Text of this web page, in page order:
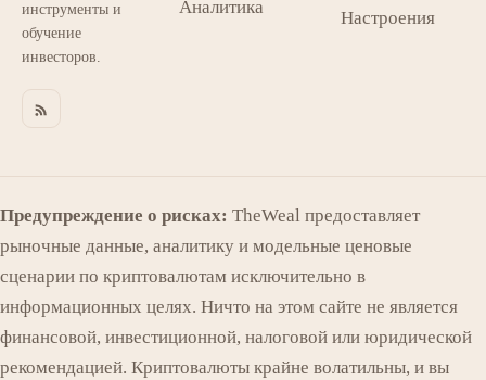
инструменты и
обучение
инвесторов.
Аналитика
Настроения
Предупреждение о рисках: TheWeal предоставляет
рыночные данные, аналитику и модельные ценовые
сценарии по криптовалютам исключительно в
информационных целях. Ничто на этом сайте не является
финансовой, инвестиционной, налоговой или юридической
рекомендацией. Криптовалюты крайне волатильны, и вы